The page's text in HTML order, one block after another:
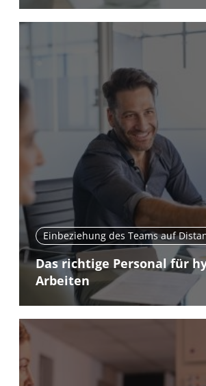
Einbeziehung des Teams auf
Das richtige Personal für
Arbeiten